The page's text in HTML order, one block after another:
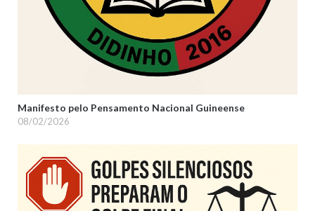
Manifesto pelo Pensamento Nacional Guineense
08/02/2026